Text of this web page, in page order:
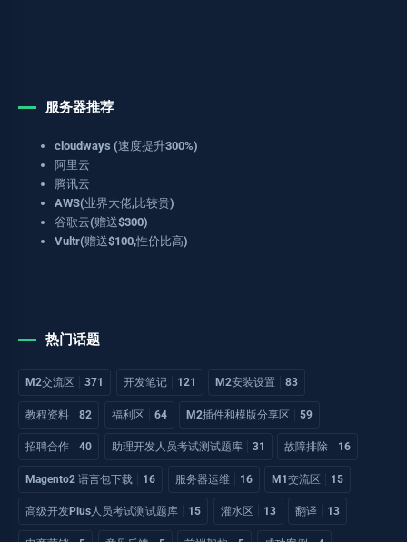
服务器推荐
cloudways (速度提升300%)
阿里云
腾讯云
AWS(业界大佬,比较贵)
谷歌云(赠送$300)
Vultr(赠送$100,性价比高)
热门话题
M2交流区 371 开发笔记 121 M2安装设置 83
教程资料 82 福利区 64 M2插件和模版分享区 59
招聘合作 40 助理开发人员考试测试题库 31 故障排除 16
Magento2 语言包下载 16 服务器运维 16 M1交流区 15
高级开发Plus人员考试测试题库 15 灌水区 13 翻译 13